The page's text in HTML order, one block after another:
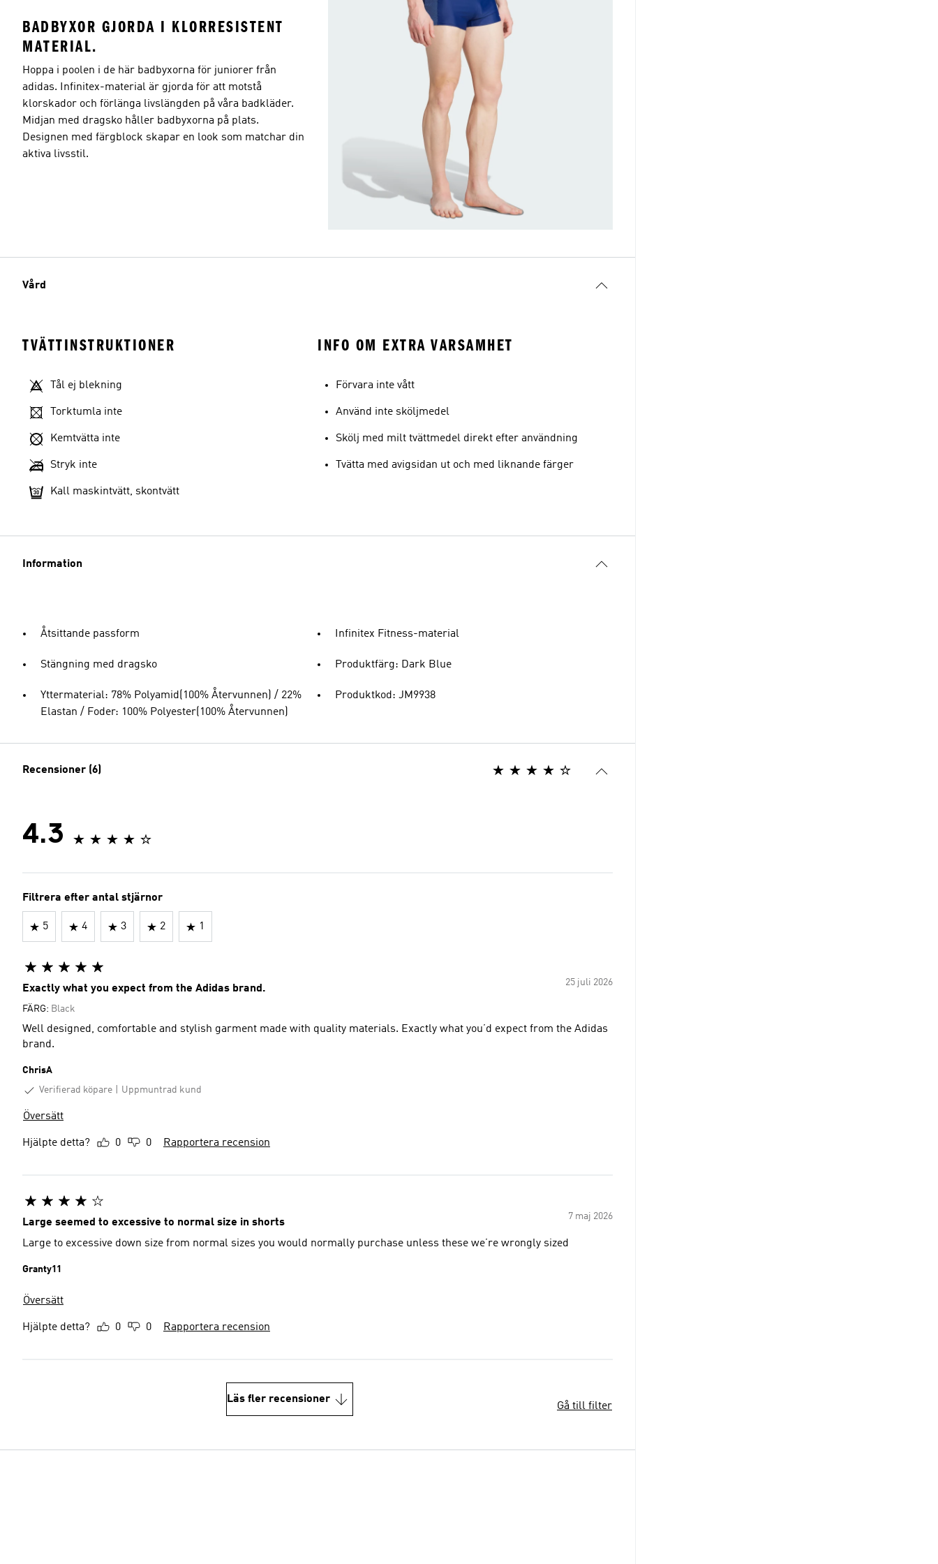
BADBYXOR GJORDA I KLORRESISTENT
MATERIAL.
Hoppa i poolen i de här badbyxorna för juniorer från
adidas. Infinitex-material är gjorda för att motstå
klorskador och förlänga livslängden på våra badkläder.
Midjan med dragsko håller badbyxorna på plats.
Designen med färgblock skapar en look som matchar din
aktiva livsstil.
Vård
TVÄTTINSTRUKTIONER
Tål ej blekning
Torktumla inte
Kemtvätta inte
Stryk inte
Kall maskintvätt, skontvätt
INFO OM EXTRA VARSAMHET
Förvara inte vått
Använd inte sköljmedel
Skölj med milt tvättmedel direkt efter användning
Tvätta med avigsidan ut och med liknande färger
Information
Åtsittande passform
Stängning med dragsko
Yttermaterial: 78% Polyamid(100% Återvunnen) / 22%
Elastan / Foder: 100% Polyester(100% Återvunnen)
Infinitex Fitness-material
Produktfärg: Dark Blue
Produktkod: JM9938
Recensioner (6)
4.3
Filtrera efter antal stjärnor
5 4 3 2 1
25 juli 2026
Exactly what you expect from the Adidas brand.
FÄRG: Black
Well designed, comfortable and stylish garment made with quality materials. Exactly what you’d expect from the Adidas
brand.
ChrisA
Verifierad köpare
Uppmuntrad kund
Översätt
Hjälpte detta? 0 0 Rapportera recension
7 maj 2026
Large seemed to excessive to normal size in shorts
Large to excessive down size from normal sizes you would normally purchase unless these we’re wrongly sized
Granty11
Översätt
Hjälpte detta? 0 0 Rapportera recension
Läs fler recensioner
Gå till filter